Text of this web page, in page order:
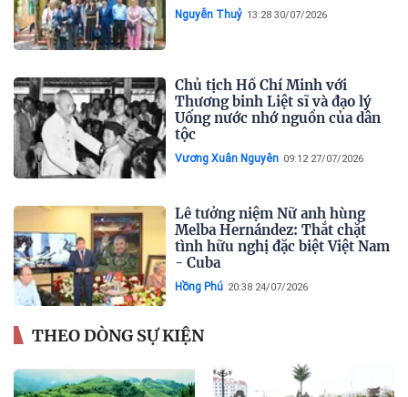
Nguyễn Thuỷ 13:28 30/07/2026
Chủ tịch Hồ Chí Minh với
Thương binh Liệt sĩ và đạo lý
Uống nước nhớ nguồn của dân
tộc
Vương Xuân Nguyên 09:12 27/07/2026
Lễ tưởng niệm Nữ anh hùng
Melba Hernández: Thắt chặt
tình hữu nghị đặc biệt Việt Nam
- Cuba
Hồng Phú 20:38 24/07/2026
THEO DÒNG SỰ KIỆN